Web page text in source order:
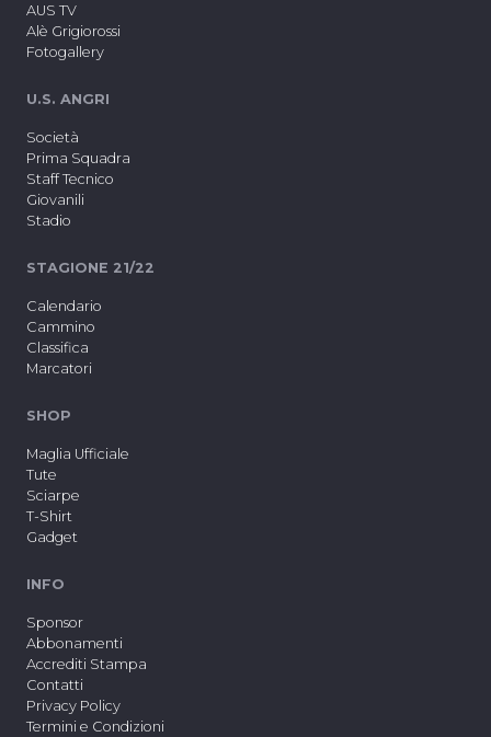
AUS TV
Alè Grigiorossi
Fotogallery
U.S. ANGRI
Società
Prima Squadra
Staff Tecnico
Giovanili
Stadio
STAGIONE 21/22
Calendario
Cammino
Classifica
Marcatori
SHOP
Maglia Ufficiale
Tute
Sciarpe
T-Shirt
Gadget
INFO
Sponsor
Abbonamenti
Accrediti Stampa
Contatti
Privacy Policy
Termini e Condizioni